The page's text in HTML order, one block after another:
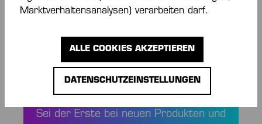
IMMER INFORMIERT
UND SPAREN!
Sei der Erste bei neuen Produkten und
Marktverhaltensanalysen) verarbeiten darf.
DATENSCHUTZEINSTELLUNGEN
ALLE COOKIES AKZEPTIEREN